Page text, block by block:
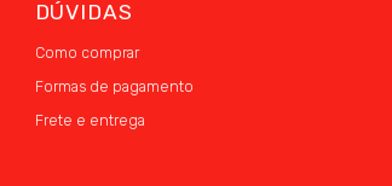
DÚVIDAS
Como comprar
Formas de pagamento
Frete e entrega